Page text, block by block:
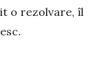
o rezolvare, îl